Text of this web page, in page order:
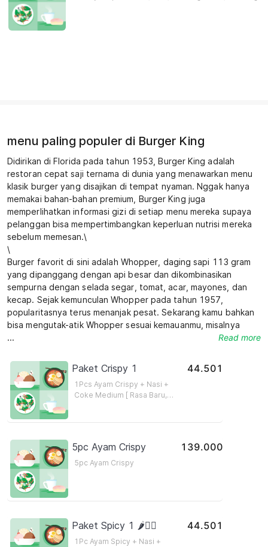
menu paling populer di Burger King
Didirikan di Florida pada tahun 1953, Burger King adalah
restoran cepat saji ternama di dunia yang menawarkan menu
klasik burger yang disajikan di tempat nyaman. Nggak hanya
memakai bahan-bahan premium, Burger King juga
memperlihatkan informasi gizi di setiap menu mereka supaya
pelanggan bisa mempertimbangkan keperluan nutrisi mereka
sebelum memesan.\
\
Burger favorit di sini adalah Whopper, daging sapi 113 gram
yang dipanggang dengan api besar dan dikombinasikan
sempurna dengan selada segar, tomat, acar, mayones, dan
kecap. Sejak kemunculan Whopper pada tahun 1957,
popularitasnya terus menanjak pesat. Sekarang kamu bahkan
bisa mengutak-atik Whopper sesuai kemauanmu, misalnya
kamu mau kejunya ditambah atau nggak mau pakai bawang.
GrabFood.\
Selain Whopper, ada banyak menu lainnya yang wajib dicoba
seperti burger dengan ayam goreng renyah Classic Crispy
Chicken, burger fillet ikan (Fish Fillet Burger), hingga burger
jejamuran Mushroom Swiss yang digemari para penggemar
jamur. Apapun jenis daging pilihanmu, Burger King pasti ada
menu burger enaknya.\
\
Ngidam burger? Yuk, langsung pesan Whopper dan menu
... Read more
Paket Crispy 1
1Pcs Ayam Crispy + Nasi +
Coke Medium [ Rasa Baru,
𝘱𝘦𝘮𝘦𝘴𝘢𝘯𝘢𝘯/𝘱𝘦𝘯𝘨𝘪𝘳𝘪𝘮𝘢𝘯
44.501
5pc Ayam Crispy
5pc Ayam Crispy
139.000
Paket Spicy 1 🌶️👍🏻
1Pc Ayam Spicy + Nasi +
44.501